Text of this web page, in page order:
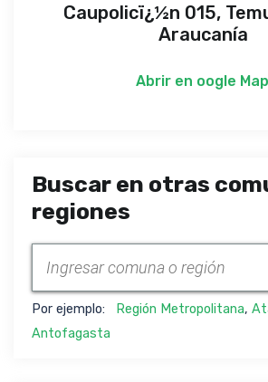
Caupolicï¿½n 015,
Araucanía
Abrir en oogle
Buscar en otras
regiones
Por ejemplo: Región Metropolitana,
Antofagasta